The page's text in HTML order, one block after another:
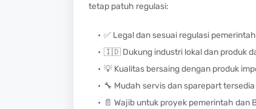
tetap patuh regulasi:
✅Legal dan sesuai regulasi pemerintah
🇮🇩Dukung industri lokal dan produk
💡Kualitas bersaing dengan produk
🔧 Mudah servis dan sparepart
📄 Wajib untuk proyek pemerintah dan